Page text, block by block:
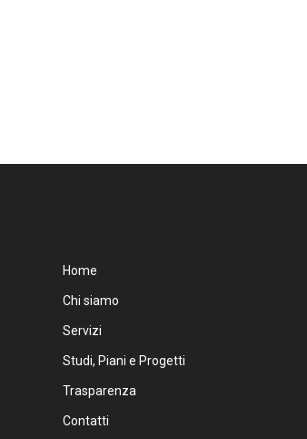
Home
Chi siamo
Servizi
Studi, Piani e Progetti
Trasparenza
Contatti